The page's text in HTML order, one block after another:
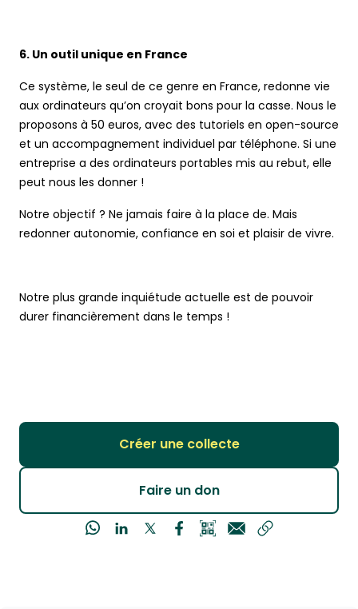
6. Un outil unique en France
Ce système, le seul de ce genre en France, redonne vie
aux ordinateurs qu’on croyait bons pour la casse. Nous le
proposons à 50 euros, avec des tutoriels en open-source
et un accompagnement individuel par téléphone. Si une
entreprise a des ordinateurs portables mis au rebut, elle
peut nous les donner !
Notre objectif ? Ne jamais faire à la place de. Mais
redonner autonomie, confiance en soi et plaisir de vivre.
Notre plus grande inquiétude actuelle est de pouvoir
durer financièrement dans le temps !
Créer une collecte
Faire un don